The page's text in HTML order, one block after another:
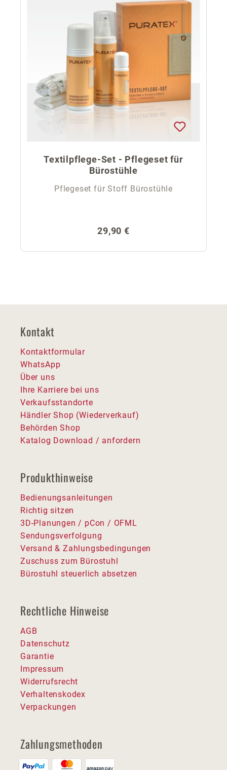
Textilpflege-Set - Pflegeset für
Bürostühle
Pflegeset für Stoff Bürostühle
Regulärer Preis:
29,90 €
Kontakt
Kontaktformular
WhatsApp
Über uns
Ihre Karriere bei uns
Verkaufsstandorte
Händler Shop (Wiederverkauf)
Behörden Shop
Katalog Download / anfordern
Produkthinweise
Bedienungsanleitungen
Richtig sitzen
3D-Planungen / pCon / OFML
Sendungsverfolgung
Versand & Zahlungsbedingungen
Zuschuss zum Bürostuhl
Bürostuhl steuerlich absetzen
Rechtliche Hinweise
AGB
Datenschutz
Garantie
Impressum
Widerrufsrecht
Verhaltenskodex
Verpackungen
Zahlungsmethoden